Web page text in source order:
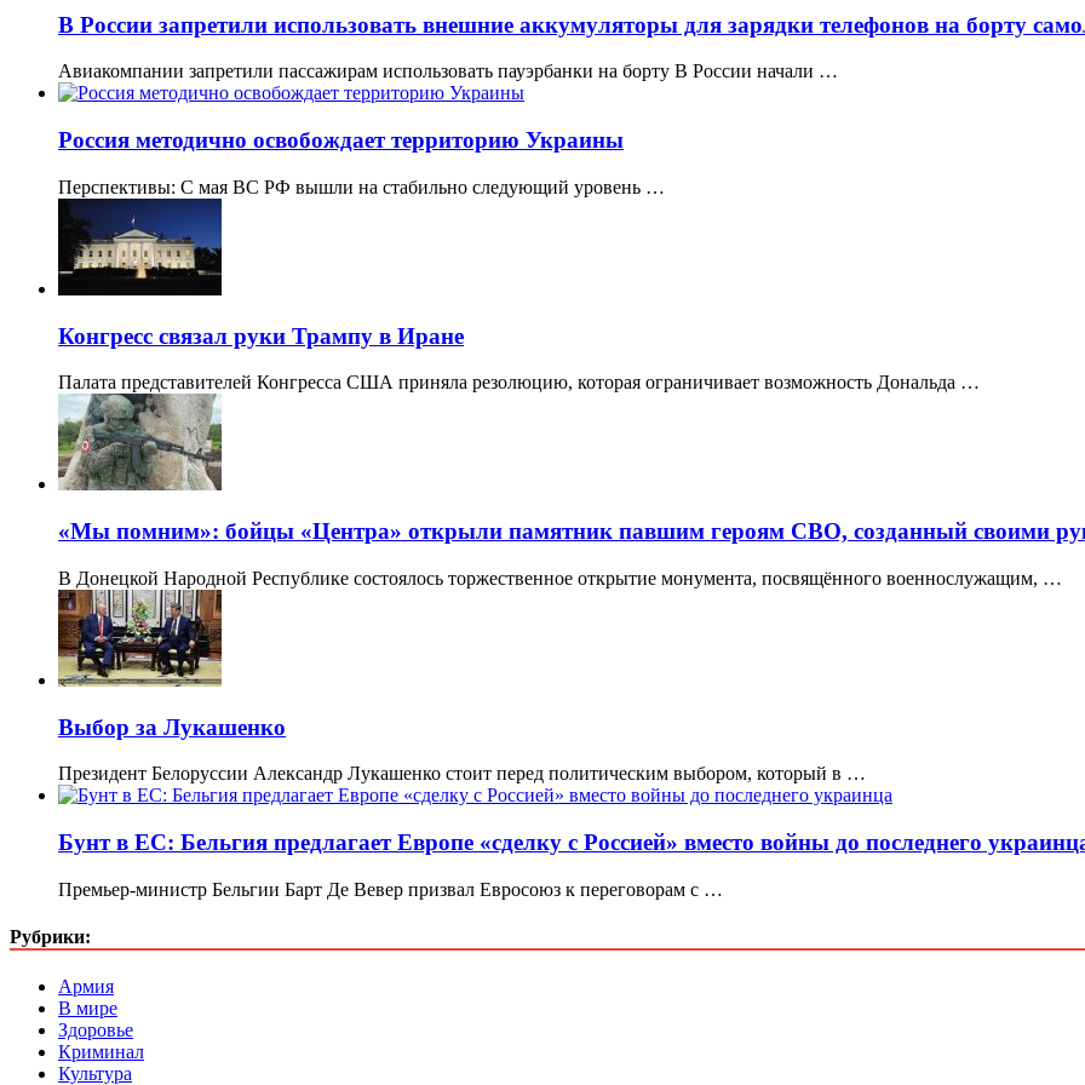
В России запретили использовать внешние аккумуляторы для зарядки телефонов на борту
Авиакомпании запретили пассажирам использовать пауэрбанки на борту В России начали …
Россия методично освобождает территорию Украины
Перспективы: С мая ВС РФ вышли на стабильно следующий уровень …
Конгресс связал руки Трампу в Иране
Палата представителей Конгресса США приняла резолюцию, которая ограничивает возможность Дональда …
«Мы помним»: бойцы «Центра» открыли памятник павшим героям СВО, созданный своими
В Донецкой Народной Республике состоялось торжественное открытие монумента, посвящённого военнослужащим, …
Выбор за Лукашенко
Президент Белоруссии Александр Лукашенко стоит перед политическим выбором, который в …
Бунт в ЕС: Бельгия предлагает Европе «сделку с Россией» вместо войны до последнего
Премьер-министр Бельгии Барт Де Вевер призвал Евросоюз к переговорам с …
Рубрики:
Армия
В мире
Здоровье
Криминал
Культура